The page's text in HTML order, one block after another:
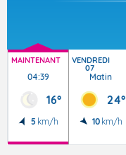
MAINTENANT
04:39
16°
5 km/h
VENDREDI
07
Matin
24°
10 km/h